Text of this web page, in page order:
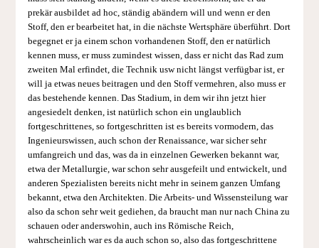
prekär ausbildet ad hoc, ständig abändern will und wenn er den
Stoff, den er bearbeitet hat, in die nächste Wertsphäre überführt. Dort
begegnet er ja einem schon vorhandenen Stoff, den er natürlich
kennen muss, er muss zumindest wissen, dass er nicht das Rad zum
zweiten Mal erfindet, die Technik usw nicht längst verfügbar ist, er
will ja etwas neues beitragen und den Stoff vermehren, also muss er
das bestehende kennen. Das Stadium, in dem wir ihn jetzt hier
angesiedelt denken, ist natürlich schon ein unglaublich
fortgeschrittenes, so fortgeschritten ist es bereits vormodern, das
Ingenieurswissen, auch schon der Renaissance, war sicher sehr
umfangreich und das, was da in einzelnen Gewerken bekannt war,
etwa der Metallurgie, war schon sehr ausgefeilt und entwickelt, und
anderen Spezialisten bereits nicht mehr in seinem ganzen Umfang
bekannt, etwa den Architekten. Die Arbeits- und Wissensteilung war
also da schon sehr weit gediehen, da braucht man nur nach China zu
schauen oder anderswohin, auch ins Römische Reich,
wahrscheinlich war es da auch schon so, also das fortgeschrittene